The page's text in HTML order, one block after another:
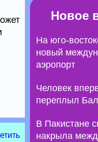
Новое
На юго-
новый
аэропорт
Человек
переплыл
В Пакистане
накрыла